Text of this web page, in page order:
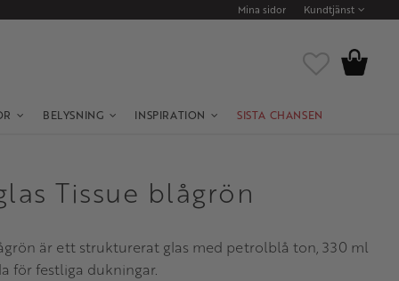
Mina sidor Kundtjänst
BELYSNING INSPIRATION SISTA CHANSEN
Favoriter
Kundvagn
Tissue blågrön
är ett strukturerat glas med petrolblå ton, 330 ml
för festliga dukningar.